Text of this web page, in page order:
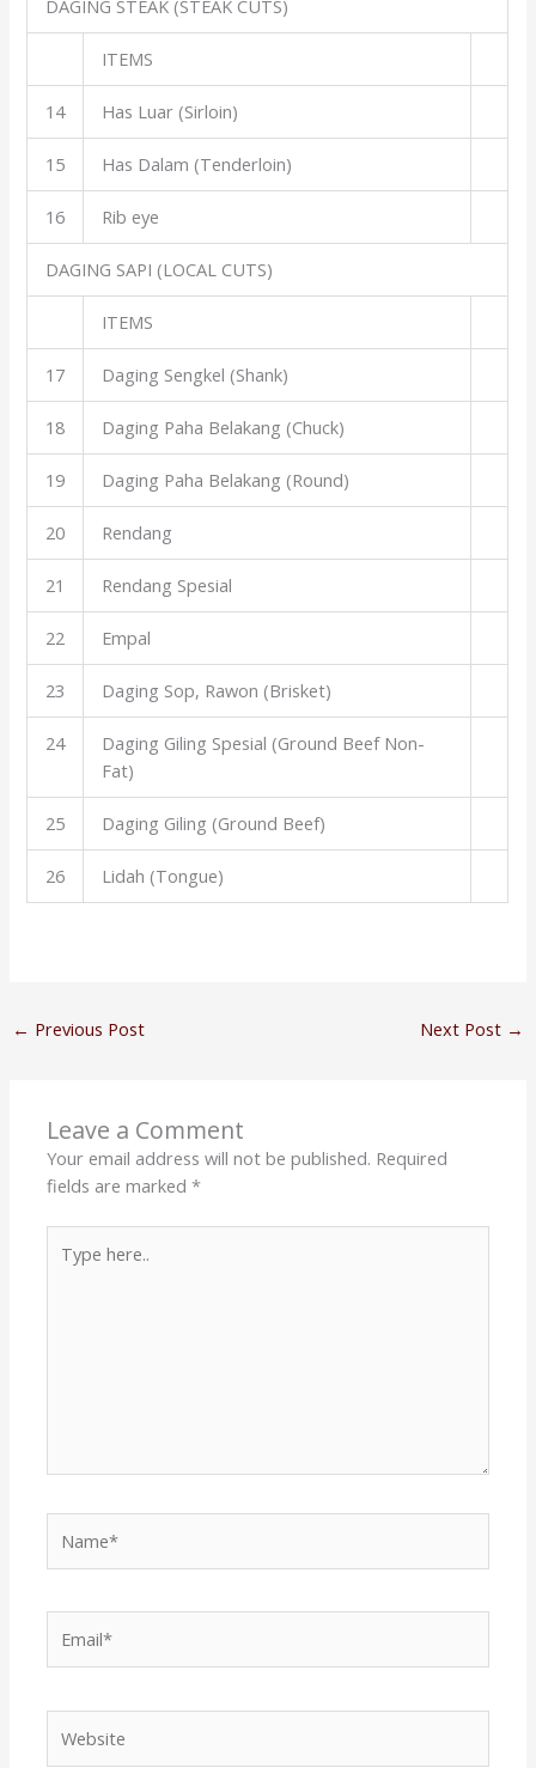
DAGING STEAK (STEAK CUTS)
ITEMS
14 Has Luar (Sirloin)
15 Has Dalam (Tenderloin)
16 Rib eye
DAGING SAPI (LOCAL CUTS)
ITEMS
17 Daging Sengkel (Shank)
18 Daging Paha Belakang (Chuck)
19 Daging Paha Belakang (Round)
20 Rendang
21 Rendang Spesial
22 Empal
23 Daging Sop, Rawon (Brisket)
24
Daging Giling Spesial (Ground Beef Non-
Fat)
25 Daging Giling (Ground Beef)
26 Lidah (Tongue)
← Previous Post Next Post →
Leave a Comment
Your email address will not be published. Required
fields are marked*
here..